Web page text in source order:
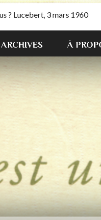
? Lucebert, 3 mars 1960
ARCHIVES À